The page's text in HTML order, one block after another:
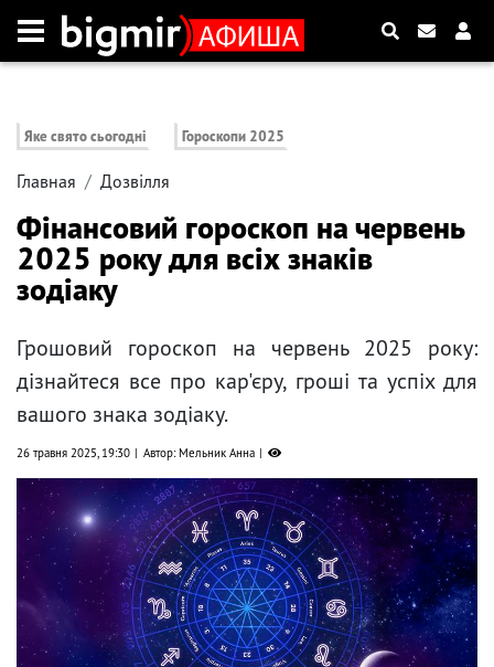
Яке свято сьогодні Гороскопи 2025
Главная Дозвілля
Фінансовий гороскоп на червень
2025 року для всіх знаків
зодіаку
Грошовий гороскоп на червень 2025 року:
дізнайтеся все про кар'єру, гроші та успіх для
вашого знака зодіаку.
26 травня 2025, 19:30 Автор: Мельник Анна